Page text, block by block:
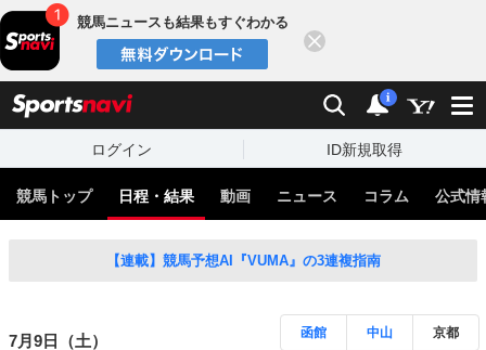
競馬ニュースも結果もすぐわかる
検索 通知
i
ログイン ID新規取得
競馬トップ 日程・結果 動画 ニュース コラム 公式情
【連載】競馬予想AI『VUMA』の3連複指南
7月9日（土） 函館 中山 京都